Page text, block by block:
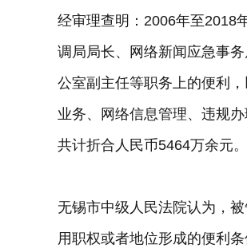
经审理查明：2006年至2018
调局局长、网络新闻应急事
公室副主任等职务上的便利
业务、网络信息管理、违规
共计折合人民币5464万余元。
无锡市中级人民法院认为，
用职权或者地位形成的便利